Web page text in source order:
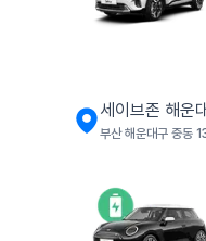
세이브존 해운대
부산 해운대구 중동